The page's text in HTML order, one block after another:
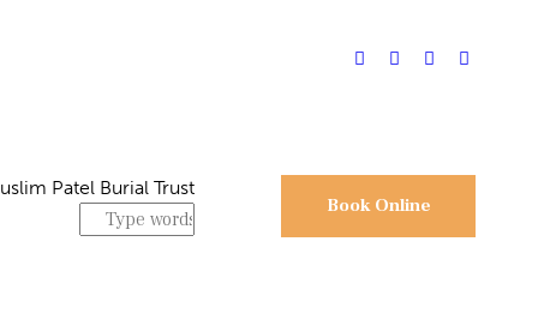
Book Online